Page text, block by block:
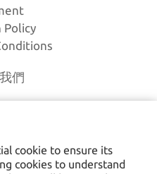
cookie to ensure its
cookies to understand
Policy
們
- 20:00
和平路1168巷7號